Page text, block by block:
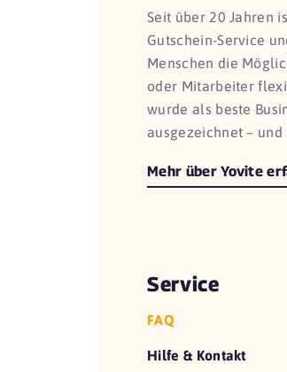
Seit über 20 Jahren
Gutschein-Service
Menschen die
oder Mitarbeiter
wurde als beste
ausgezeichnet –
Mehr über Yovite
Service
FAQ
Hilfe & Kontakt